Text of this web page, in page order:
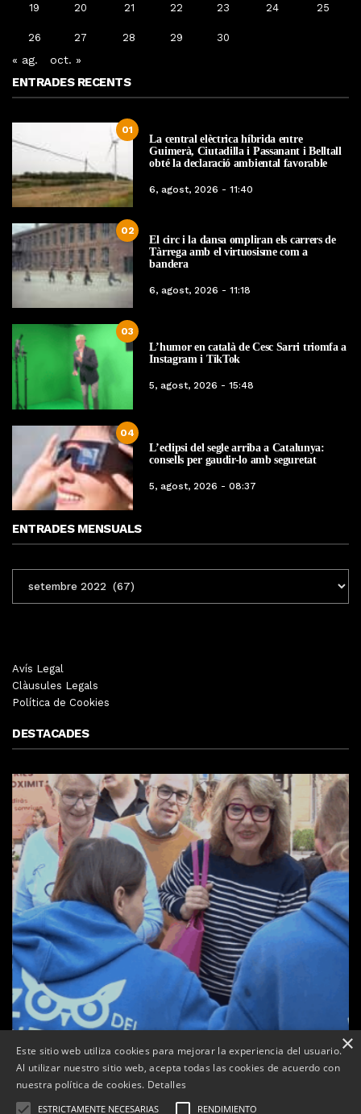
19 20 21 22 23 24 25
26 27 28 29 30
« ag. oct. »
ENTRADES RECENTS
01
La central elèctrica híbrida entre
Guimerà, Ciutadilla i Passanant i Belltall
obté la declaració ambiental favorable
6, agost, 2026 - 11:40
02
El circ i la dansa ompliran els carrers de
Tàrrega amb el virtuosisme com a
bandera
6, agost, 2026 - 11:18
03
L’humor en català de Cesc Sarri triomfa a
Instagram i TikTok
5, agost, 2026 - 15:48
04
L’eclipsi del segle arriba a Catalunya:
consells per gaudir-lo amb seguretat
5, agost, 2026 - 08:37
ENTRADES MENSUALS
MENSUALS
Avís Legal
Clàusules Legals
Política de Cookies
DESTACADES
Tàrrega celebra la 25a Fira del Medi Ambient
×
Este sitio web utiliza cookies para mejorar la experiencia del usuario.
Al utilizar nuestro sitio web, acepta todas las cookies de acuerdo con
nuestra política de cookies. Detalles
ESTRICTAMENTE NECESARIAS RENDIMIENTO